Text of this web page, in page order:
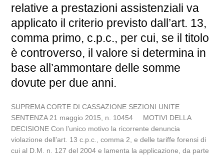
relative a prestazioni assistenziali va
applicato il criterio previsto dall’art. 13,
comma primo, c.p.c., per cui, se il titolo
è controverso, il valore si determina in
base all’ammontare delle somme
dovute per due anni.
SUPREMA CORTE DI CASSAZIONE SEZIONI UNITE
SENTENZA 21 maggio 2015, n. 10454 MOTIVI DELLA
DECISIONE Con l’unico motivo la ricorrente denuncia
violazione dell’art. 13 c.p.c., comma 2, e delle tariffe forensi di
cui al D.M. n. 127 del 2004 e lamenta la applicazione, da parte